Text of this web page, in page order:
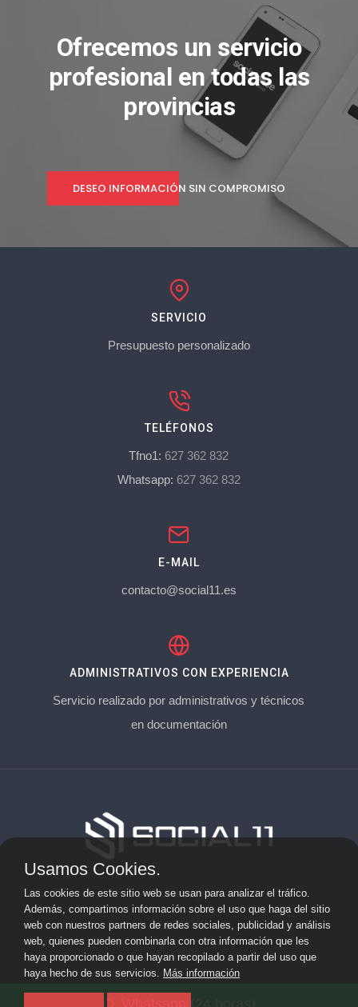
Ofrecemos un servicio
profesional en todas las
provincias
DESEO INFORMACIÓN SIN COMPROMISO
SERVICIO
Presupuesto personalizado
TELÉFONOS
Tfno1: 627 362 832
Whatsapp: 627 362 832
E-MAIL
contacto@social11.es
ADMINISTRATIVOS CON EXPERIENCIA
Servicio realizado por administrativos y técnicos
en documentación
Aviso Legal
Privacidad
Cookies
Usamos Cookies.
Las cookies de este sitio web se usan para analizar el tráfico.
Además, compartimos información sobre el uso que haga del sitio
web con nuestros partners de redes sociales, publicidad y análisis
web, quienes pueden combinarla con otra información que les
haya proporcionado o que hayan recopilado a partir del uso que
haya hecho de sus servicios. Más información